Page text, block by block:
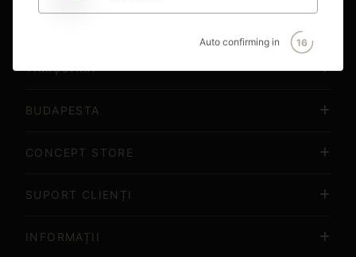
TIMIȘOARA
BUDAPESTA
CONCEPT STORE
SUPORT CLIENȚI
INFORMAȚII
Auto confirming in 16